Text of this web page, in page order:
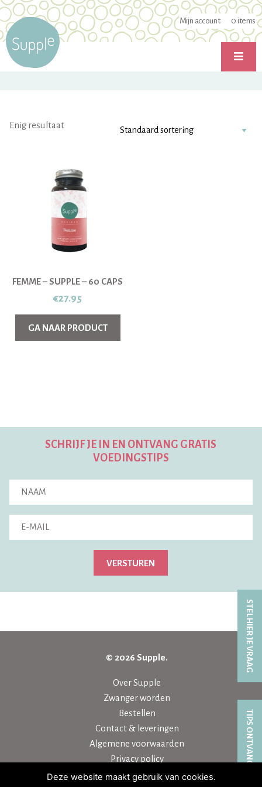
Mijn account 0 items
Enig resultaat
FEMME – SUPPLE – 60 CAPS
€27.95
GA NAAR PRODUCT
SCHRIJF JE IN EN ONTVANG GRATIS
VOEDINGSTIPS
VERSTUREN
© 2026 Supple.
Over Supple
Zwanger worden
Bestellen
Contact & leveringen
Algemene voorwaarden
Privacy policy
STEL HIER JE VRAAG
TIPS ONTVANGEN?
Deze website maakt gebruik van cookies.